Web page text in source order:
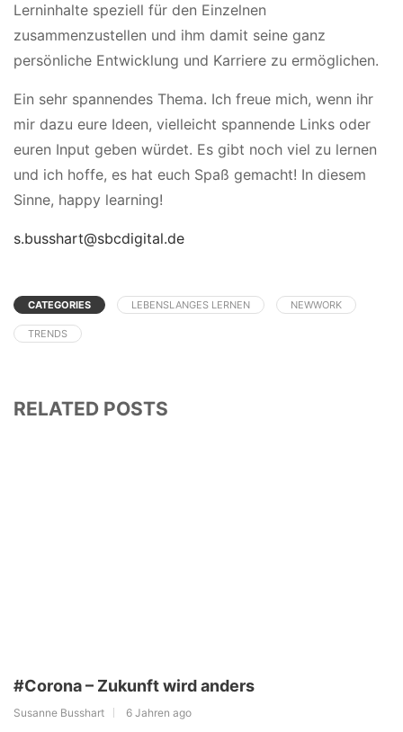
Lerninhalte speziell für den Einzelnen
zusammenzustellen und ihm damit seine ganz
persönliche Entwicklung und Karriere zu ermöglichen.
Ein sehr spannendes Thema. Ich freue mich, wenn ihr
mir dazu eure Ideen, vielleicht spannende Links oder
euren Input geben würdet. Es gibt noch viel zu lernen
und ich hoffe, es hat euch Spaß gemacht! In diesem
Sinne, happy learning!
s.busshart@sbcdigital.de
CATEGORIES LEBENSLANGES LERNEN NEWWORK
TRENDS
RELATED POSTS
#Corona – Zukunft wird anders
Susanne Busshart 6 Jahren ago